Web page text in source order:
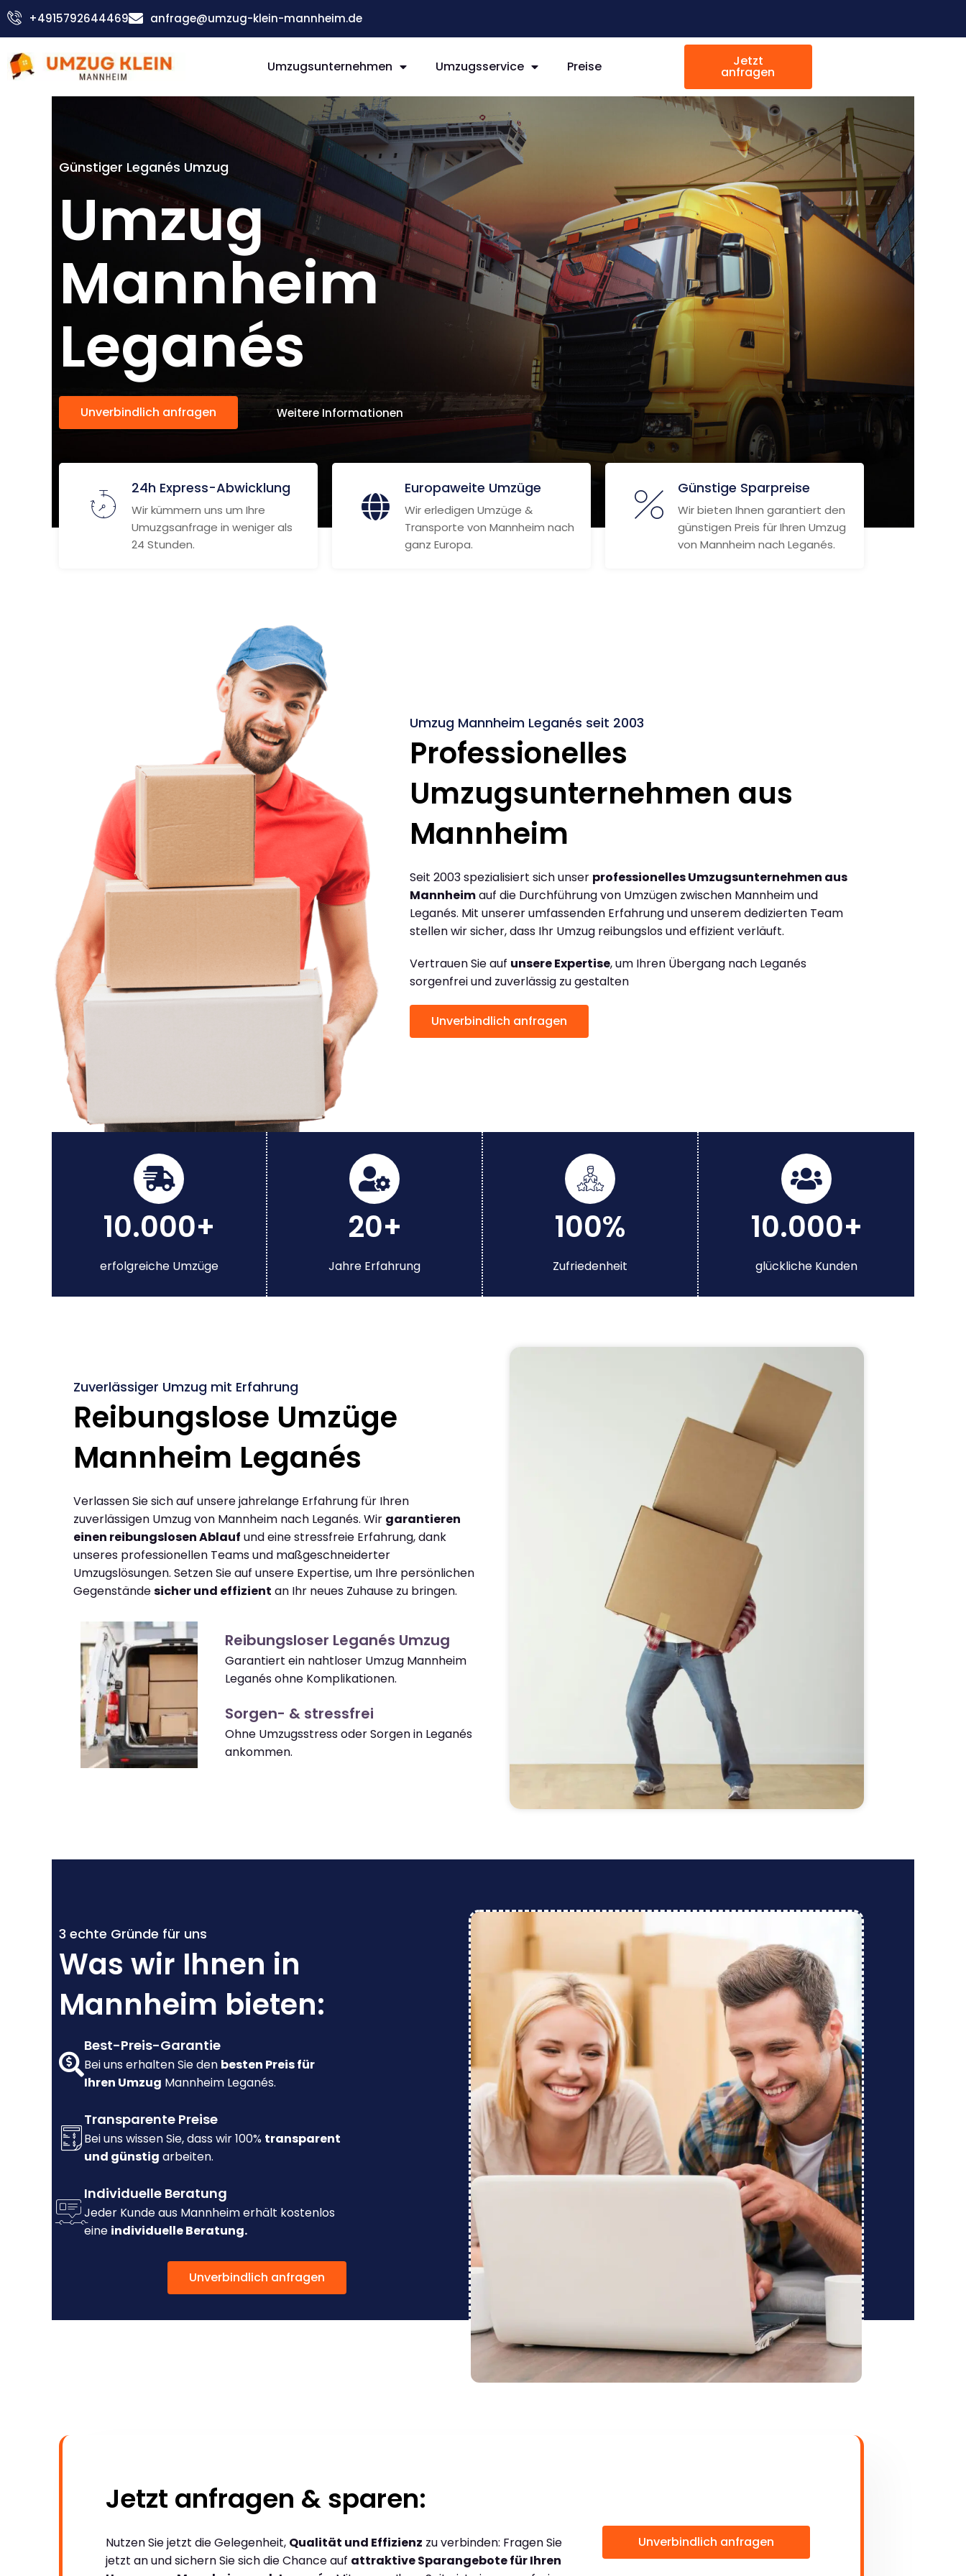
Zum
Inhalt
+4915792644469 anfrage@umzug-klein-mannheim.de
Umzugsunternehmen Umzugsservice Preise Jetzt
anfragen
Günstiger Leganés Umzug
Umzug
Mannheim
Leganés
Unverbindlich anfragen Weitere Informationen
24h Express-Abwicklung
Wir kümmern uns um Ihre
Umuzgsanfrage in weniger als
24 Stunden.
Europaweite Umzüge
Wir erledigen Umzüge &
Transporte von Mannheim nach
ganz Europa.
Günstige Sparpreise
Wir bieten Ihnen garantiert den
günstigen Preis für Ihren Umzug
von Mannheim nach Leganés.
Umzug Mannheim Leganés seit 2003
Professionelles
Umzugsunternehmen aus
Mannheim
Seit 2003 spezialisiert sich unser professionelles Umzugsunternehmen aus
Mannheimauf die Durchführung von Umzügen zwischen Mannheim und
Leganés. Mit unserer umfassenden Erfahrung und unserem dedizierten Team
stellen wir sicher, dass Ihr Umzug reibungslos und effizient verläuft.
Vertrauen Sie auf unsere Expertise, um Ihren Übergang nach Leganés
sorgenfrei und zuverlässig zu gestalten
Unverbindlich anfragen
10.000+
erfolgreiche Umzüge
20+
Jahre Erfahrung
100%
Zufriedenheit
10.000+
glückliche Kunden
Zuverlässiger Umzug mit Erfahrung
Reibungslose Umzüge
Mannheim Leganés
Verlassen Sie sich auf unsere jahrelange Erfahrung für Ihren
zuverlässigen Umzug von Mannheim nach Leganés. Wir garantieren
einen reibungslosen Ablauf und eine stressfreie Erfahrung, dank
unseres professionellen Teams und maßgeschneiderter
Umzugslösungen. Setzen Sie auf unsere Expertise, um Ihre persönlichen
Gegenständesicher und effizient an Ihr neues Zuhause zu bringen.
Reibungsloser Leganés Umzug
Garantiert ein nahtloser Umzug Mannheim
Leganés ohne Komplikationen.
Sorgen- & stressfrei
Ohne Umzugsstress oder Sorgen in Leganés
ankommen.
3 echte Gründe für uns
Was wir Ihnen in
Mannheim bieten:
Best-Preis-Garantie
Bei uns erhalten Sie den besten Preis für
Ihren Umzug Mannheim Leganés.
Transparente Preise
Bei uns wissen Sie, dass wir 100% transparent
und günstig arbeiten.
Individuelle Beratung
Jeder Kunde aus Mannheim erhält kostenlos
eine individuelle Beratung.
Unverbindlich anfragen
Jetzt anfragen & sparen:
Nutzen Sie jetzt die Gelegenheit, Qualität und Effizienz zu verbinden: Fragen Sie
jetzt an und sichern Sie sich die Chance auf attraktive Sparangebote für Ihren
Unverbindlich anfragen